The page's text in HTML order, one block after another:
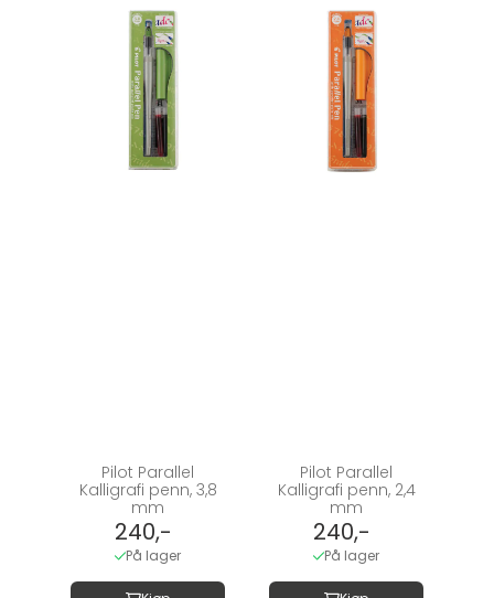
Pilot Parallel
Kalligrafi penn, 3,8
mm
240,-
På lager
Pilot Parallel
Kalligrafi penn, 2,4
mm
240,-
På lager